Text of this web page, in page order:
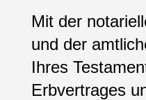
Mit der
und der
Ihres
Erbvertrages